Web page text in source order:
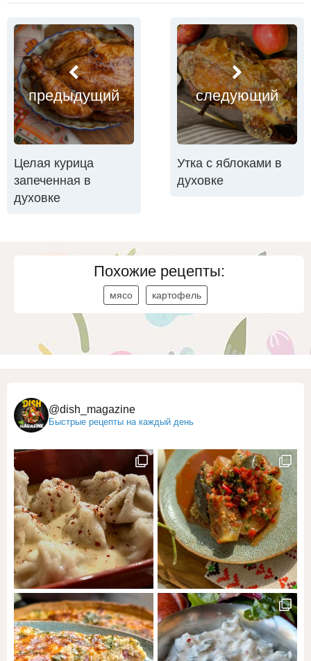
предыдущий
Целая курица
запеченная в
духовке
следующий
Утка с яблоками в
духовке
Похожие рецепты:
мясо картофель
@dish_magazine
Быстрые рецепты на каждый день